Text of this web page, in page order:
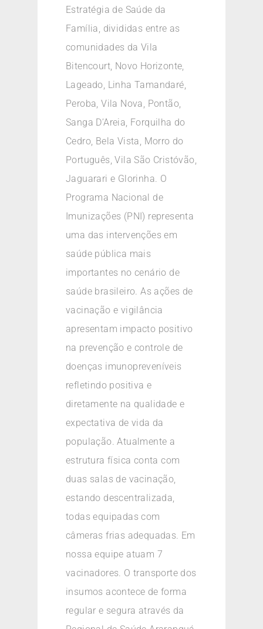
Estratégia de Saúde da
Família, divididas entre as
comunidades da Vila
Bitencourt, Novo Horizonte,
Lageado, Linha Tamandaré,
Peroba, Vila Nova, Pontão,
Sanga D’Areia, Forquilha do
Cedro, Bela Vista, Morro do
Português, Vila São Cristóvão,
Jaguarari e Glorinha. O
Programa Nacional de
Imunizações (PNI) representa
uma das intervenções em
saúde pública mais
importantes no cenário de
saúde brasileiro. As ações de
vacinação e vigilância
apresentam impacto positivo
na prevenção e controle de
doenças imunopreveníveis
refletindo positiva e
diretamente na qualidade e
expectativa de vida da
população. Atualmente a
estrutura física conta com
duas salas de vacinação,
estando descentralizada,
todas equipadas com
câmeras frias adequadas. Em
nossa equipe atuam 7
vacinadores. O transporte dos
insumos acontece de forma
regular e segura através da